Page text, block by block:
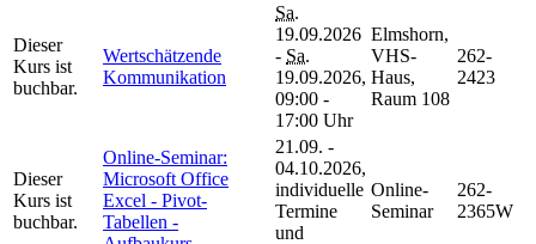
Dieser
Kurs ist
buchbar.
Wertschätzende
Kommunikation
Sa.
19.09.2026
- Sa.
19.09.2026,
09:00 -
17:00 Uhr
Elmshorn,
VHS-
Haus,
Raum 108
262-
2423
Dieser
Kurs ist
buchbar.
Online-Seminar:
Microsoft Office
Excel - Pivot-
Tabellen -
21.09. -
04.10.2026,
individuelle
Termine
und
Online-
Seminar
262-
2365W